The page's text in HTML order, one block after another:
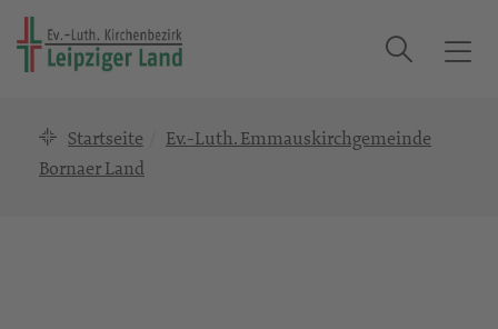
T
Suche
Startseite
Ev.-Luth. Emmauskirchgemeinde
Bornaer Land